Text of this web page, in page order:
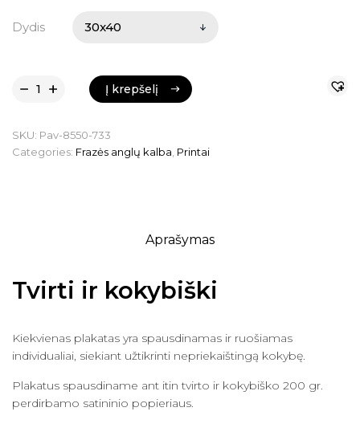
Dydis
Į krepšelį
Į krepšelį
SKU: Pav-8550-733
Categories: Frazės anglų kalba Printai
Aprašymas
Tvirti ir kokybiški
Kiekvienas plakatas yra spausdinamas ir ruošiamas
individualiai, siekiant užtikrinti nepriekaištingą kokybę.
Plakatus spausdiname ant itin tvirto ir kokybiško 200 gr.
perdirbamo satininio popieriaus.